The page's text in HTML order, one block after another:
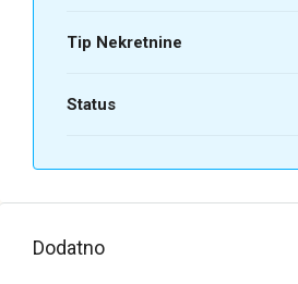
Tip Nekretnine
Status
Dodatno